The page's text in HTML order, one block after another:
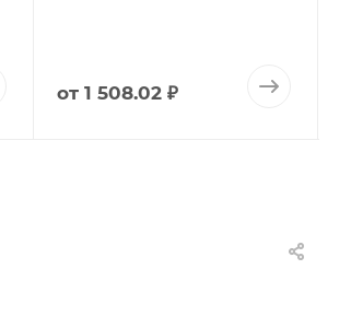
от 1 508.02 ₽